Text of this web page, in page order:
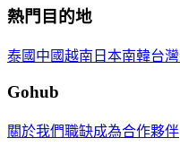
熱門目的地
泰國 中國越南 日本南韓台灣
Gohub
關於我們職缺成為合作夥伴